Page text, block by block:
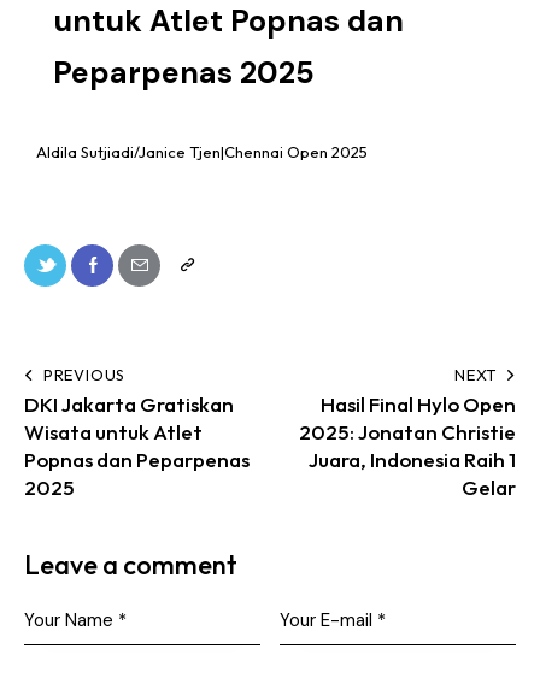
untuk Atlet Popnas dan
Peparpenas 2025
Aldila Sutjiadi/Janice Tjen|Chennai Open 2025
PREVIOUS
DKI Jakarta Gratiskan
Wisata untuk Atlet
Popnas dan Peparpenas
2025
NEXT
Hasil Final Hylo Open
2025: Jonatan Christie
Juara, Indonesia Raih 1
Gelar
Leave a comment